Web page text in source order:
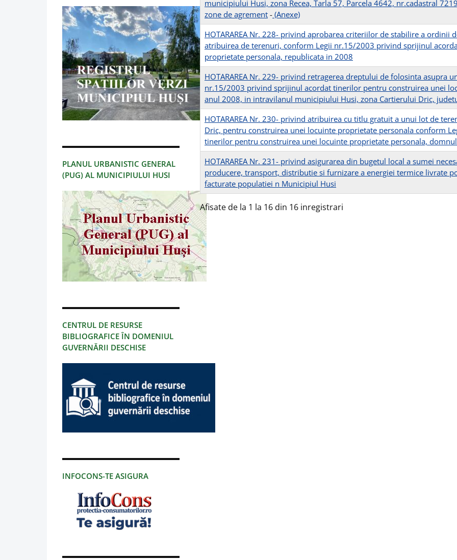
PLANUL URBANISTIC GENERAL
(PUG) AL MUNICIPIULUI HUSI
CENTRUL DE RESURSE
BIBLIOGRAFICE ÎN DOMENIUL
GUVERNĂRII DESCHISE
INFOCONS-TE ASIGURA
municipiului Husi, zona Recea, Tarla 57, Parcela 4642, nr.cadastral
zone de agrement - (Anexe)
HOTARAREA Nr. 228- privind aprobarea criteriilor de stabilire a
atribuirea de terenuri, conform Legii nr.15/2003 privind sprijinul
proprietate personala, republicata in 2008
HOTARAREA Nr. 229- privind retragerea dreptului de folosinta asupra
nr.15/2003 privind sprijinul acordat tinerilor pentru construirea unei
anul 2008, in intravilanul municipiului Husi, zona Cartierului Dric,
HOTARAREA Nr. 230- privind atribuirea cu titlu gratuit a unui lot de
Dric, pentru construirea unei locuinte proprietate personala conform
tinerilor pentru construirea unei locuinte proprietate personala,
HOTARAREA Nr. 231- privind asigurarea din bugetul local a sumei
producere, transport, distributie si furnizare a energiei termice livrate
facturate populatiei n Municipiul Husi
Afisate de la 1 la 16 din 16 inregistrari